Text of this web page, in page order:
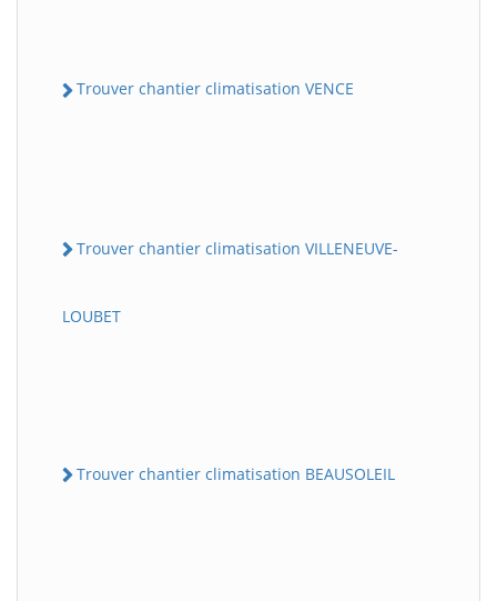
Trouver chantier climatisation VENCE
Trouver chantier climatisation VILLENEUVE-
LOUBET
Trouver chantier climatisation BEAUSOLEIL